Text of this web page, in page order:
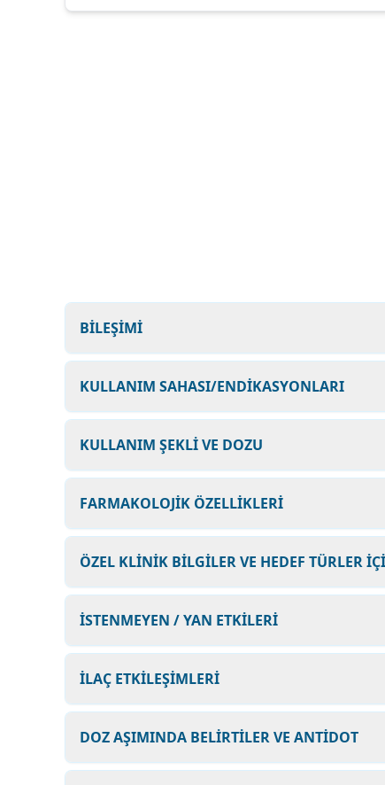
BİLEŞİMİ
KULLANIM SAHASI/ENDİKASYONLARI
KULLANIM ŞEKLİ VE DOZU
FARMAKOLOJİK ÖZELLİKLERİ
ÖZEL KLİNİK BİLGİLER VE HEDEF TÜRLER
İSTENMEYEN / YAN ETKİLERİ
İLAÇ ETKİLEŞİMLERİ
DOZ AŞIMINDA BELİRTİLER VE ANTİDOT